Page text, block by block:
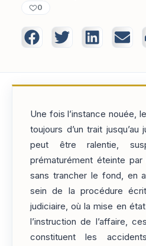
0
Une fois l’instance nouée,
toujours d’un trait
peut être ralentie,
prématurément éteinte par
sans trancher le fond, en
sein de la procédure
judiciaire, où la mise en
l’instruction de l’affaire,
constituent les